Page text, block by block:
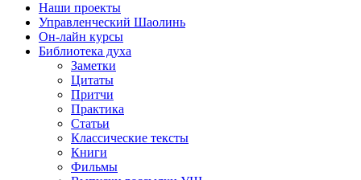
Наши проекты
Управленческий Шаолинь
Он-лайн курсы
Библиотека духа
Заметки
Цитаты
Притчи
Практика
Статьи
Классические тексты
Книги
Фильмы